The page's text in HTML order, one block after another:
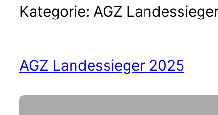
Kategorie: AGZ
AGZ Landessieger 2025